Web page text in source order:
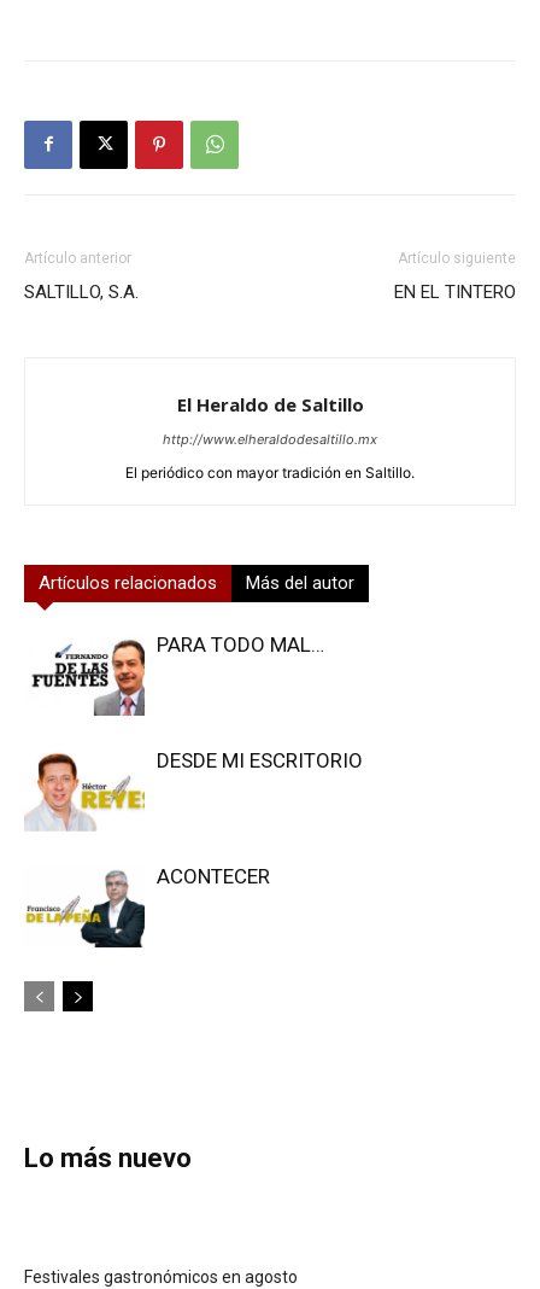
Artículo anterior
SALTILLO, S.A.
Artículo siguiente
EN EL TINTERO
El Heraldo de Saltillo
http://www.elheraldodesaltillo.mx
El periódico con mayor tradición en Saltillo.
Artículos relacionados Más del autor
PARA TODO MAL…
DESDE MI ESCRITORIO
ACONTECER
Lo más nuevo
Festivales gastronómicos en agosto